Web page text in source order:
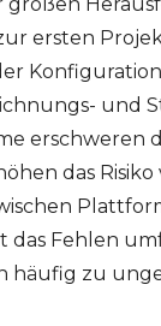
ersten
und
erschweren
das
das Fehlen
häufig zu